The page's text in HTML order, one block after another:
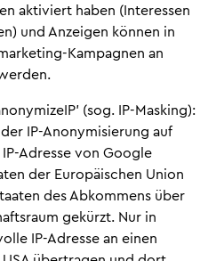
aktiviert haben (Interessen
und Anzeigen können in
Kampagnen an
(sog. IP-Masking):
IP-Anonymisierung auf
Adresse von Google
der Europäischen Union
des Abkommens über
gekürzt. Nur in
IP-Adresse an einen